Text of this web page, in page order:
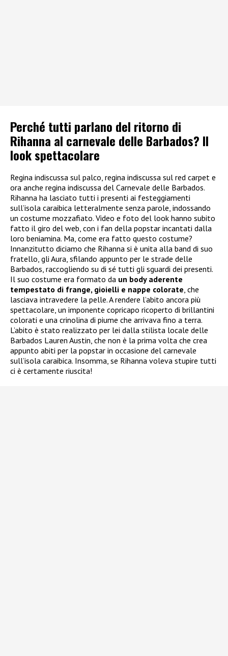
Perché tutti parlano del ritorno di
Rihanna al carnevale delle Barbados? Il
look spettacolare
Regina indiscussa sul palco, regina indiscussa sul red carpet e
ora anche regina indiscussa del Carnevale delle Barbados.
Rihanna ha lasciato tutti i presenti ai festeggiamenti
sull’isola caraibica letteralmente senza parole, indossando
un costume mozzafiato. Video e foto del look hanno subito
fatto il giro del web, con i fan della popstar incantati dalla
loro beniamina. Ma, come era fatto questo costume?
Innanzitutto diciamo che Rihanna si è unita alla band di suo
fratello, gli Aura, sfilando appunto per le strade delle
Barbados, raccogliendo su di sé tutti gli sguardi dei presenti.
Il suo costume era formato da un body aderente
tempestato di frange, gioielli e nappe colorate, che
lasciava intravedere la pelle. A rendere l’abito ancora più
spettacolare, un imponente copricapo ricoperto di brillantini
colorati e una crinolina di piume che arrivava fino a terra.
L’abito è stato realizzato per lei dalla stilista locale delle
Barbados Lauren Austin, che non è la prima volta che crea
appunto abiti per la popstar in occasione del carnevale
sull’isola caraibica. Insomma, se Rihanna voleva stupire tutti
ci è certamente riuscita!